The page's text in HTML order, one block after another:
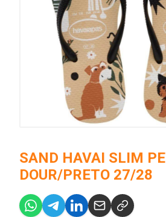
SAND HAVAI SLIM
DOUR/PRETO 27/28